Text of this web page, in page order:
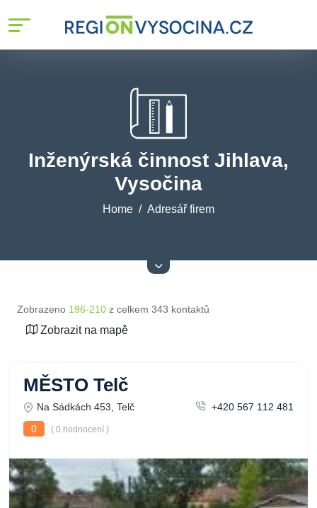
Inženýrská činnost Jihlava,
Vysočina
Home Adresář firem
Zobrazeno 196-210 z celkem 343 kontaktů
Zobrazit na mapě
MĚSTO Telč
Na Sádkách 453, Telč
+420 567 112 481
0
( 0 hodnocení )